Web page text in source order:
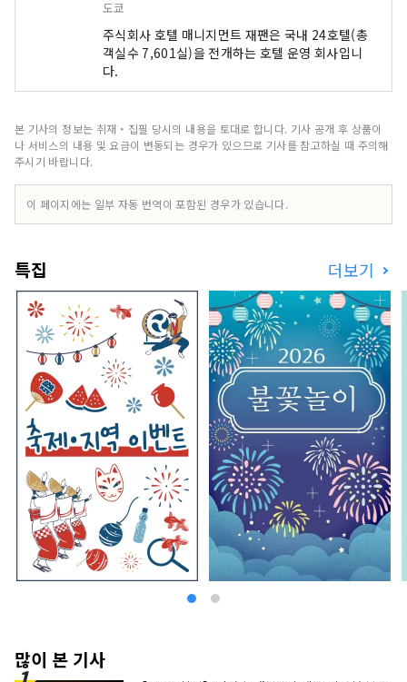
도쿄
주식회사 호텔 매니지먼트 재팬은 국내 24호텔(총
객실수 7,601실)을 전개하는 호텔 운영 회사입니
다.
본 기사의 정보는 취재・집필 당시의 내용을 토대로 합니다. 기사 공개 후 상품이
나 서비스의 내용 및 요금이 변동되는 경우가 있으므로 기사를 참고하실 때 주의해
주시기 바랍니다.
이 페이지에는 일부 자동 번역이 포함된 경우가 있습니다.
특집 더보기
많이 본 기사